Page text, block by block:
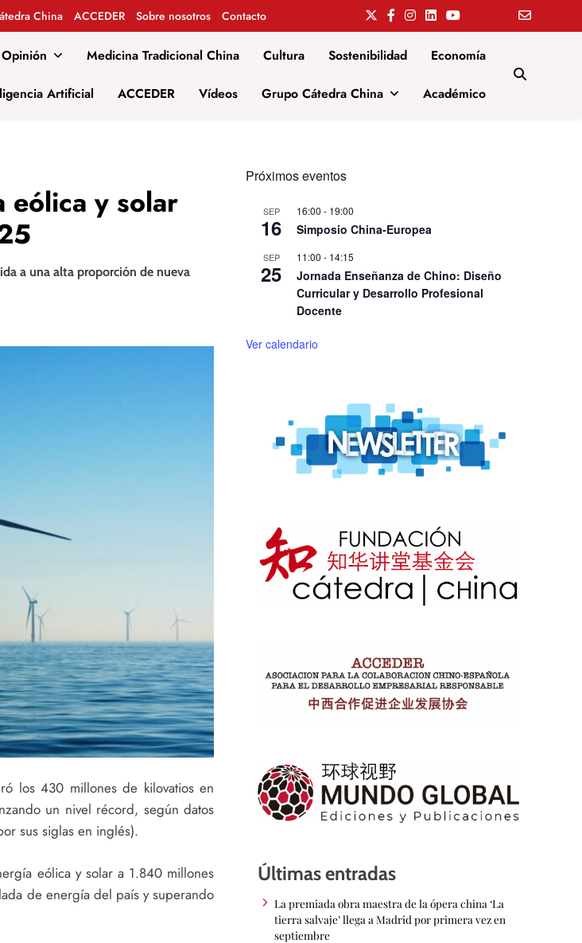
China ACCEDER Sobre nosotros Contacto
Opinión Medicina Tradicional China Cultura Sostenibilidad Economía
Artificial ACCEDER Vídeos Grupo Cátedra China Académico
eólica y solar
a una alta proporción de nueva
los 430 millones de kilovatios en
un nivel récord, según datos
sus siglas en inglés).
eólica y solar a 1.840 millones
de energía del país y superando
Próximos eventos
SEP
16
16:00 - 19:00
Simposio China-Europea
SEP
25
11:00 - 14:15
Jornada Enseñanza de Chino: Diseño
Curricular y Desarrollo Profesional
Docente
Ver calendario
Últimas entradas
La premiada obra maestra de la ópera china ‘La
tierra salvaje’ llega a Madrid por primera vez en
septiembre